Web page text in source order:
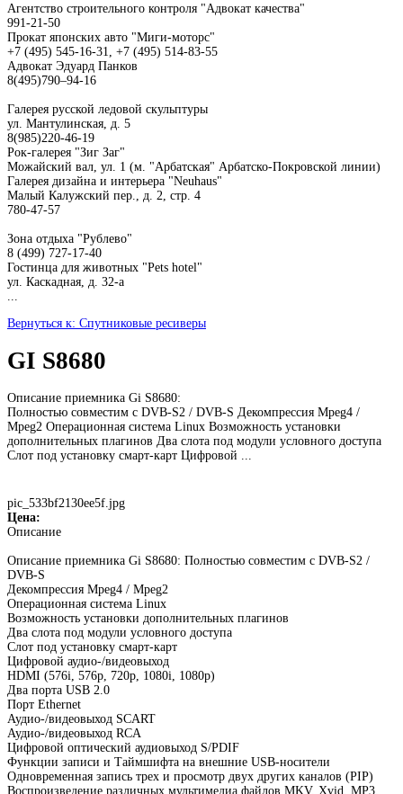
Агентство строительного контроля "Адвокат качества"
991-21-50
Прокат японских авто "Миги-моторс"
+7 (495) 545-16-31, +7 (495) 514-83-55
Адвокат Эдуард Панков
8(495)790–94-16
Галерея русской ледовой скульптуры
ул. Мантулинская, д. 5
8(985)220-46-19
Рок-галерея "Зиг Заг"
Можайский вал, ул. 1 (м. "Арбатская" Арбатско-Покровской линии)
Галерея дизайна и интерьера "Neuhaus"
Малый Калужский пер., д. 2, стр. 4
780-47-57
Зона отдыха "Рублево"
8 (499) 727-17-40
Гостинца для животных "Рets hotel"
ул. Каскадная, д. 32-а
Вернуться к: Спутниковые ресиверы
GI S8680
Описание приемника Gi S8680:
Полностью совместим с DVB-S2 / DVB-S Декомпрессия Mpeg4 /
Mpeg2 Операционная система Linux Возможность установки
дополнительных плагинов Два слота под модули условного доступа
Слот под установку смарт-карт Цифровой ...
pic_533bf2130ee5f.jpg
Цена:
Описание
Описание приемника Gi S8680: Полностью совместим с DVB-S2 /
DVB-S
Декомпрессия Mpeg4 / Mpeg2
Операционная система Linux
Возможность установки дополнительных плагинов
Два слота под модули условного доступа
Слот под установку смарт-карт
Цифровой аудио-/видеовыход
HDMI (576i, 576p, 720p, 1080i, 1080p)
Два порта USB 2.0
Порт Ethernet
Аудио-/видеовыход SCART
Аудио-/видеовыход RCA
Цифровой оптический аудиовыход S/PDIF
Функции записи и Таймшифта на внешние USB-носители
Одновременная запись трех и просмотр двух других каналов (PIP)
Воспроизведение различных мультимедиа файлов MKV, Xvid, MP3,